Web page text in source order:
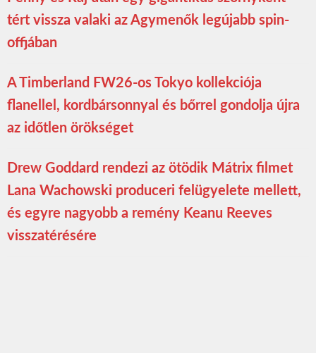
tért vissza valaki az Agymenők legújabb spin-
offjában
A Timberland FW26-os Tokyo kollekciója
flanellel, kordbársonnyal és bőrrel gondolja újra
az időtlen örökséget
Drew Goddard rendezi az ötödik Mátrix filmet
Lana Wachowski produceri felügyelete mellett,
és egyre nagyobb a remény Keanu Reeves
visszatérésére